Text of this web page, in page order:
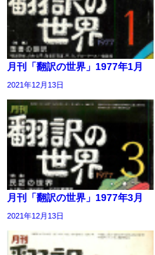
月刊「翻訳の世界」1977年1月
2021年12月13日
月刊「翻訳の世界」1977年3月
2021年12月13日